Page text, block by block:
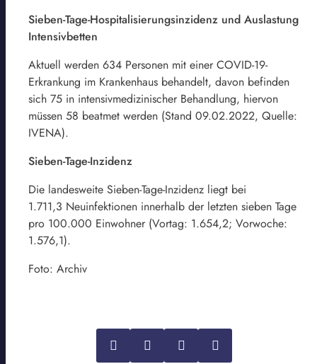
Sieben-Tage-Hospitalisierungsinzidenz und Auslastung
Intensivbetten
Aktuell werden 634 Personen mit einer COVID-19-
Erkrankung im Krankenhaus behandelt, davon befinden
sich 75 in intensivmedizinischer Behandlung, hiervon
müssen 58 beatmet werden (Stand 09.02.2022, Quelle:
IVENA).
Sieben-Tage-Inzidenz
Die landesweite Sieben-Tage-Inzidenz liegt bei
1.711,3 Neuinfektionen innerhalb der letzten sieben Tage
pro 100.000 Einwohner (Vortag: 1.654,2; Vorwoche:
1.576,1).
Foto: Archiv